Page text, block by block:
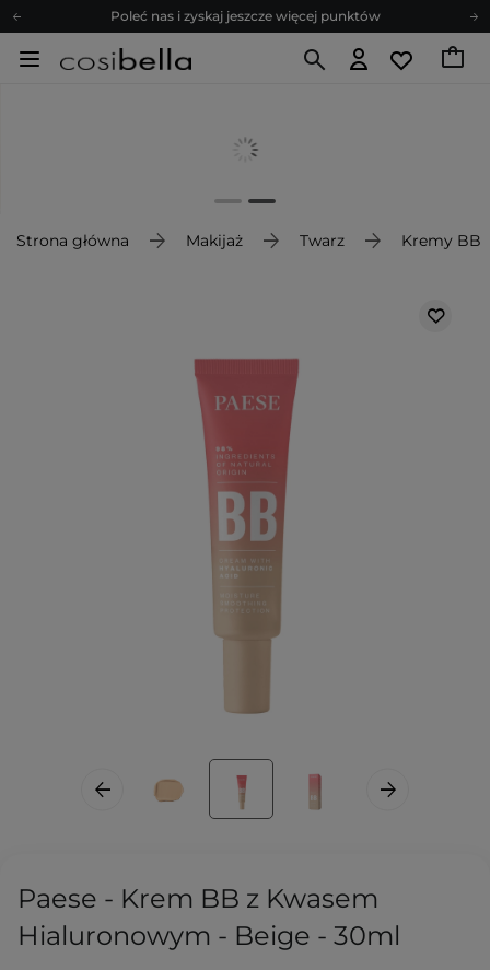
Poleć nas i zyskaj jeszcze więcej punktów
Zapisz się na newsletter pełen porad
Poleć nas i zyskaj jeszcze więcej punktów
Strona główna Makijaż Twarz Kremy BB
Paese - Krem BB z Kwasem
Hialuronowym - Beige - 30ml